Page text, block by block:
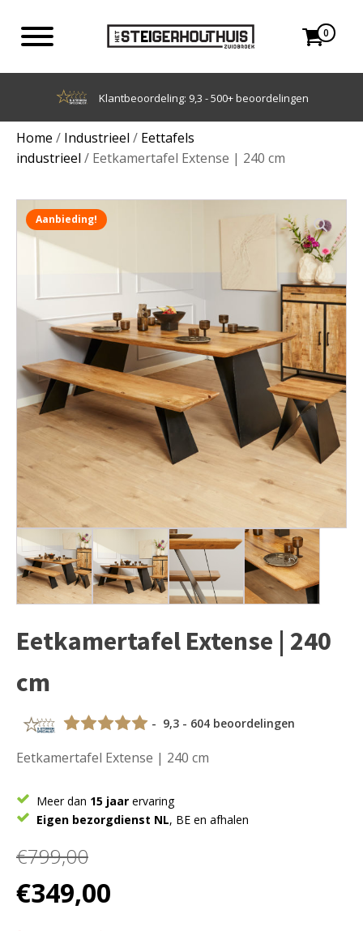
0
Achteraf betalen met Klarna
Home / Industrieel / Eettafels
industrieel / Eetkamertafel Extense | 240 cm
Aanbieding!
Eetkamertafel Extense | 240
cm
- 9,3 - 604 beoordelingen
Eetkamertafel Extense | 240 cm
Meer dan 15 jaar ervaring
Eigen bezorgdienst NL, BE en afhalen
€799,00
Oorspronkelijke
prijs
€349,00